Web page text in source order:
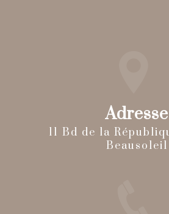
Adresse
11 Bd de la République, 06240
Beausoleil